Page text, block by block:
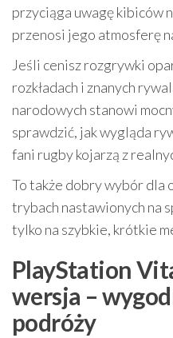
przyciąga uwagę kibiców
przenosi jego atmosferę
Jeśli cenisz rozgrywki
rozkładach i znanych
narodowych stanowi
sprawdzić, jak wygląda
fani rugby kojarzą z
To także dobry wybór dla
trybach nastawionych na
tylko na szybkie, krótkie
PlayStation
wersja –
podróży